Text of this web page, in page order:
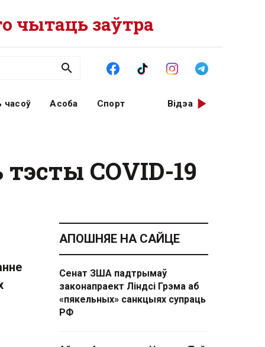
чытаць заўтра
часоў Асоба Спорт Відэа
COVID-19
АПОШНЯЕ НА САЙЦЕ
Сенат ЗША падтрымаў
законапраект Ліндсі Грэма аб
«пякельных» санкцыях супраць
РФ